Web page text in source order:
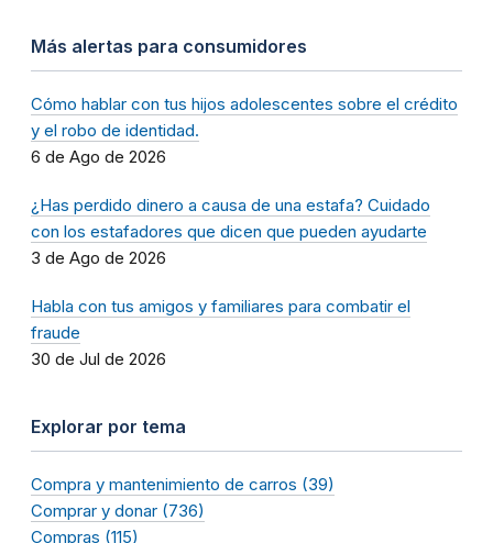
Más alertas para consumidores
Cómo hablar con tus hijos adolescentes sobre el crédito
y el robo de identidad.
6 de Ago de 2026
¿Has perdido dinero a causa de una estafa? Cuidado
con los estafadores que dicen que pueden ayudarte
3 de Ago de 2026
Habla con tus amigos y familiares para combatir el
fraude
30 de Jul de 2026
Explorar por tema
Compra y mantenimiento de carros (39)
Comprar y donar (736)
Compras (115)